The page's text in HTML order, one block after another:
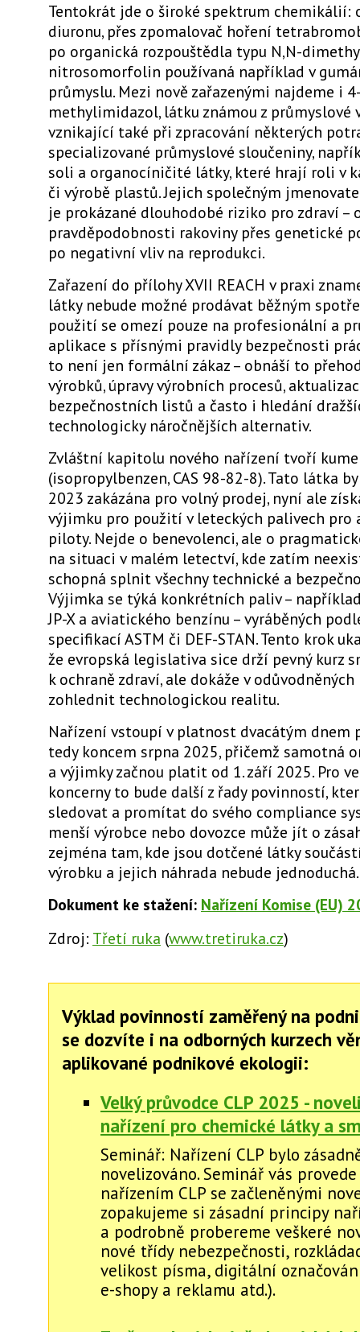
Tentokrát jde o široké spektrum chemikálií:
diuronu, přes zpomalovač hoření
po organická rozpouštědla typu N,N-
nitrosomorfolin používaná například v
průmyslu. Mezi nově zařazenými najdeme i
methylimidazol, látku známou z průmyslové
vznikající také při zpracování některých
specializované průmyslové sloučeniny,
soli a organocíničité látky, které hrají roli v
či výrobě plastů. Jejich společným
je prokázané dlouhodobé riziko pro zdraví –
pravděpodobnosti rakoviny přes genetické
po negativní vliv na reprodukci.
Zařazení do přílohy XVII REACH v praxi
látky nebude možné prodávat běžným
použití se omezí pouze na profesionální a
aplikace s přísnými pravidly bezpečnosti
to není jen formální zákaz – obnáší to
výrobků, úpravy výrobních procesů,
bezpečnostních listů a často i hledání
technologicky náročnějších alternativ.
Zvláštní kapitolu nového nařízení tvoří
(isopropylbenzen, CAS 98-82-8). Tato látka
2023 zakázána pro volný prodej, nyní ale
výjimku pro použití v leteckých palivech pro
piloty. Nejde o benevolenci, ale o
na situaci v malém letectví, kde zatím
schopná splnit všechny technické a
Výjimka se týká konkrétních paliv – například
JP-X a aviatického benzínu – vyráběných
specifikací ASTM či DEF-STAN. Tento krok
že evropská legislativa sice drží pevný kurz
k ochraně zdraví, ale dokáže v
zohlednit technologickou realitu.
Nařízení vstoupí v platnost dvacátým dnem
tedy koncem srpna 2025, přičemž samotná
a výjimky začnou platit od 1. září 2025. Pro
koncerny to bude další z řady povinností,
sledovat a promítat do svého compliance
menší výrobce nebo dovozce může jít o
zejména tam, kde jsou dotčené látky
výrobku a jejich náhrada nebude jednoduchá.
Dokument ke stažení: Nařízení Komise (EU)
Zdroj: Třetí ruka (www.tretiruka.cz)
Výklad povinností zaměřený na
se dozvíte i na odborných kurzech
aplikované podnikové ekologii:
Velký průvodce CLP 2025 -
nařízení pro chemické látky a
Seminář: Nařízení CLP bylo
novelizováno. Seminář vás
nařízením CLP se začleněnými
zopakujeme si zásadní principy
a podrobně probereme veškeré
nové třídy nebezpečnosti,
velikost písma, digitální
e-shopy a reklamu atd.).